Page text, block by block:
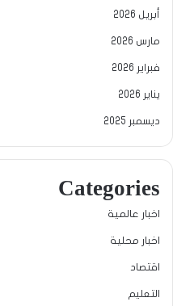
أبريل 2026
مارس 2026
فبراير 2026
يناير 2026
ديسمبر 2025
Categories
اخبار عالمية
اخبار محلية
اقتصاد
التعليم